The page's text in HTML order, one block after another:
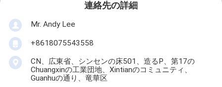
連絡先の詳細
Mr. Andy Lee
+8618075543558
CN、広東省、シンセンの床501、造るP、第17の
Chuangxinの工業団地、Xintianのコミュニティ、
Guanhuの通り、竜華区